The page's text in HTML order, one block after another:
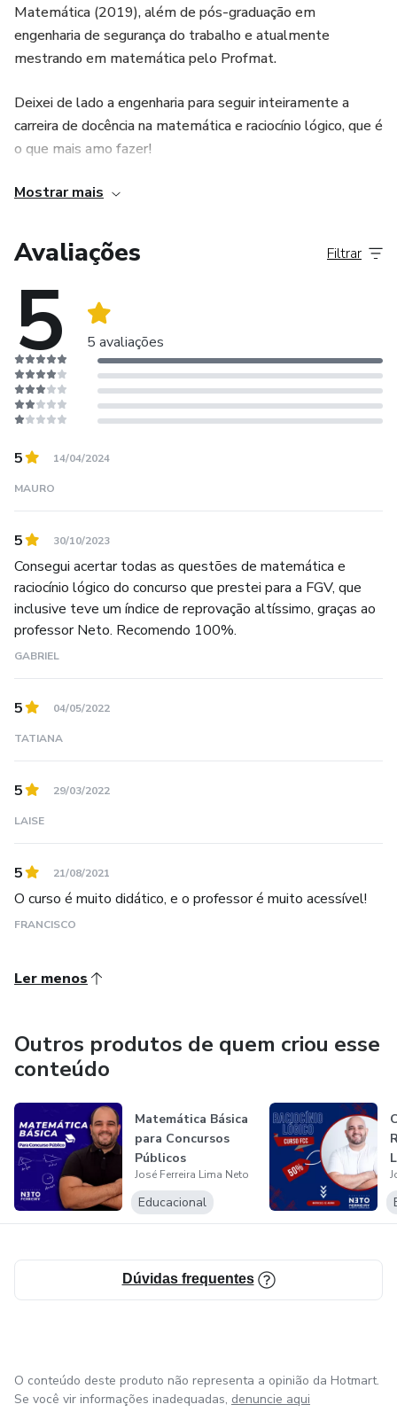
Matemática (2019), além de pós-graduação em
engenharia de segurança do trabalho e atualmente
mestrando em matemática pelo Profmat.
Deixei de lado a engenharia para seguir inteiramente a
carreira de docência na matemática e raciocínio lógico, que é
o que mais amo fazer!
Tenho uma ampla especialidade na área de concursos
Sempre busco me atualizar do que vem sendo mais
cobrado nas mais diversas bancas e maneiras praticas e
acessíveis para que os meus alunos aprendam e dominem
os conteúdos.
Contem comigo para tornar a matemática menos temida!
E, nunca esquecendo que para que se tenha bons
resultados nessa disciplina, precisamos de muita
PRÁTICA! Entender não significa saber fazer! Vamos
“Quem estuda e não pratica o que aprendeu, é como o
homem que lavra e não semeia.”
Mostrar mais
Avaliações
5 5 avaliações
Filtrar
5 14/04/2024
MAURO
5 30/10/2023
Consegui acertar todas as questões de matemática e
raciocínio lógico do concurso que prestei para a FGV, que
inclusive teve um índice de reprovação altíssimo, graças ao
professor Neto. Recomendo 100%.
GABRIEL
5 04/05/2022
TATIANA
5 29/03/2022
LAISE
5 21/08/2021
O curso é muito didático, e o professor é muito acessível!
FRANCISCO
Ler menos
Outros produtos de quem criou esse
conteúdo
Matemática Básica
para Concursos
Públicos
José Ferreira Lima Neto
Educacional
Dúvidas frequentes
O conteúdo deste produto não representa a opinião da Hotmart.
Se você vir informações inadequadas, denuncie aqui